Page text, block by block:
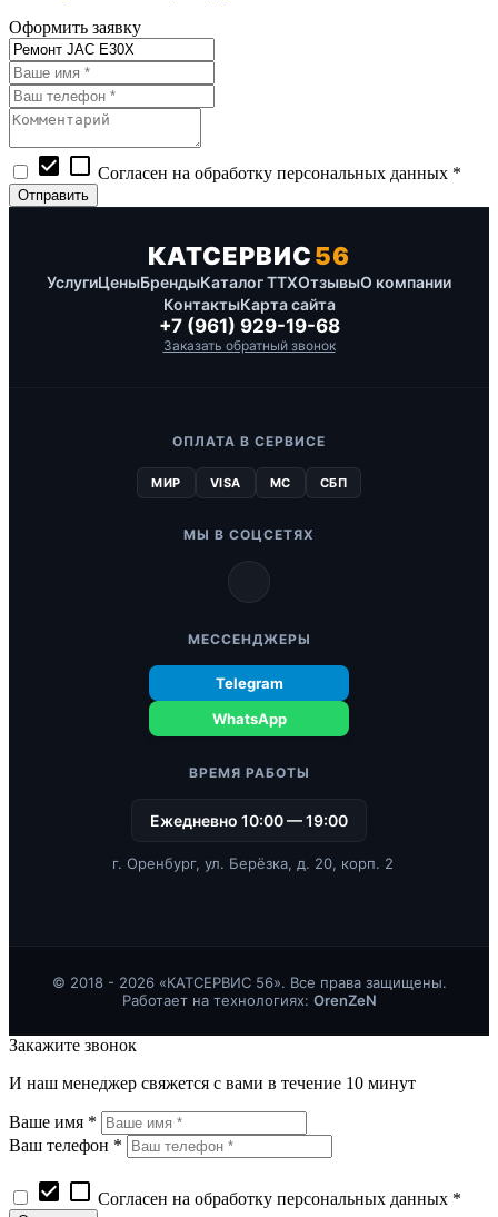
Оформить заявку
check_box check_box_outline_blank Согласен на обработку персональных данных *
КАТСЕРВИС56
УслугиЦеныБрендыКаталог ТТХОтзывыО компании
КонтактыКарта сайта
+7 (961) 929-19-68
Заказать обратный звонок
ОПЛАТА В СЕРВИСЕ
МИР VISA MC СБП
МЫ В СОЦСЕТЯХ
МЕССЕНДЖЕРЫ
Telegram
WhatsApp
ВРЕМЯ РАБОТЫ
Ежедневно 10:00 — 19:00
г. Оренбург, ул. Берёзка, д. 20, корп. 2
© 2018 - 2026 «КАТСЕРВИС 56». Все права защищены.
Работает на технологиях: OrenZeN
Закажите звонок
И наш менеджер свяжется с вами в течение 10 минут
Ваше имя *
Ваш телефон *
check_box check_box_outline_blank Согласен на обработку персональных данных *